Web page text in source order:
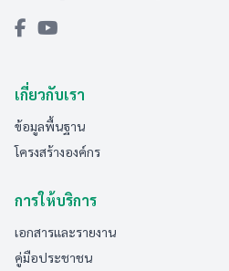
เกี่ยวกับเรา
ข้อมูลพื้นฐาน
โครงสร้างองค์กร
การให้บริการ
เอกสารและรายงาน
คู่มือประชาชน